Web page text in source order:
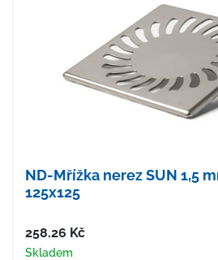
ND-Mřížka nerez SUN 1,5
125x125
Cena
258.26 Kč
Dostupnost
Skladem